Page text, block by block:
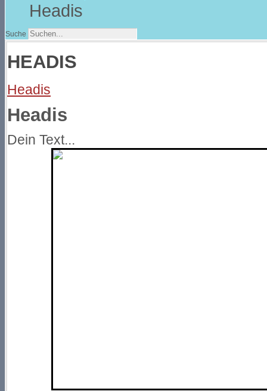
Headis
Suche
HEADIS
Headis
Headis
Dein Text...